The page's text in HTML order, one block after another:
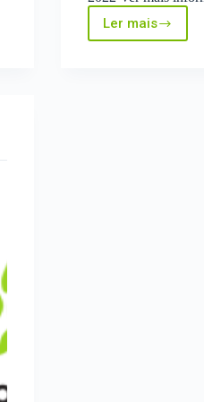
Ler maisCentros
de